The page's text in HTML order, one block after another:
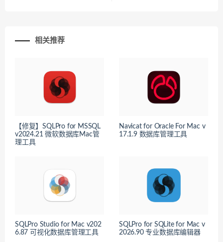
相关推荐
【修复】SQLPro for MSSQL
v2024.21 微软数据库Mac管
理工具
Navicat for Oracle For Mac v
17.1.9 数据库管理工具
SQLPro Studio for Mac v202
6.87 可视化数据库管理工具
SQLPro for SQLite for Mac v
2026.90 专业数据库编辑器